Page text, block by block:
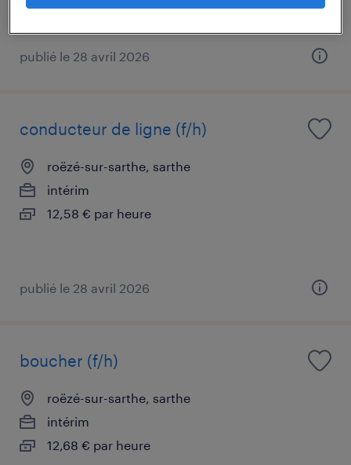
publié le 28 avril 2026
conducteur de ligne (f/h)
roëzé-sur-sarthe, sarthe
intérim
12,58 € par heure
publié le 28 avril 2026
boucher (f/h)
roëzé-sur-sarthe, sarthe
intérim
12,68 € par heure